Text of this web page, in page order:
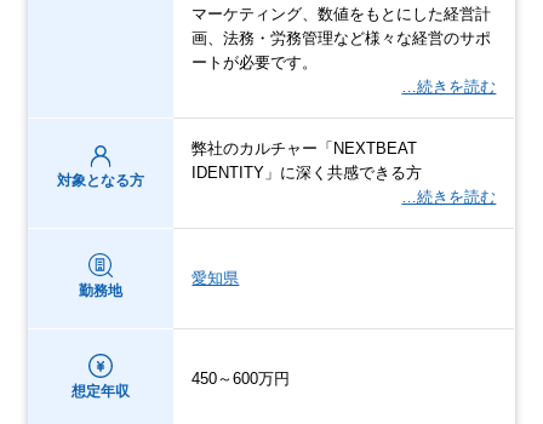
マーケティング、数値をもとにした経営計
画、法務・労務管理など様々な経営のサポ
ートが必要です。
…続きを読む
対象となる方
弊社のカルチャー「NEXTBEAT
IDENTITY」に深く共感できる方
…続きを読む
勤務地
愛知県
想定年収
450～600万円